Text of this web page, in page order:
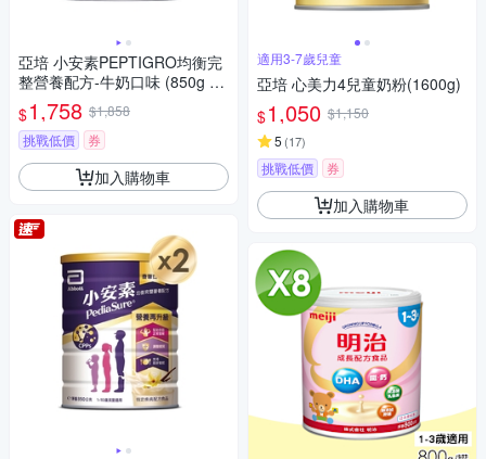
亞培 小安素PEPTIGRO均衡完
整營養配方-牛奶口味 (850g x
2入)
$1,758 $1,858
挑戰低價
券
加入購物車
適用3-7歲兒童
亞培 心美力4兒童奶粉(1600g)
$1,050 $1,150
5 (17)
挑戰低價 券
加入購物車